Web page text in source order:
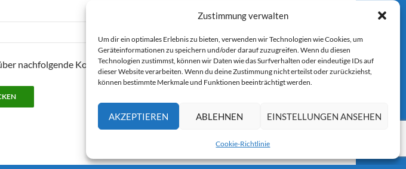
Zustimmung verwalten
Um dir ein optimales Erlebnis zu bieten, verwenden wir Technologien wie Cookies, um
Geräteinformationen zu speichern und/oder darauf zuzugreifen. Wenn du diesen
Technologien zustimmst, können wir Daten wie das Surfverhalten oder eindeutige IDs auf
dieser Website verarbeiten. Wenn du deine Zustimmung nicht erteilst oder zurückziehst,
können bestimmte Merkmale und Funktionen beeinträchtigt werden.
AKZEPTIEREN ABLEHNEN EINSTELLUNGEN ANSEHEN
Cookie-Richtlinie
nachfolgende Kommentare per E-Mail.